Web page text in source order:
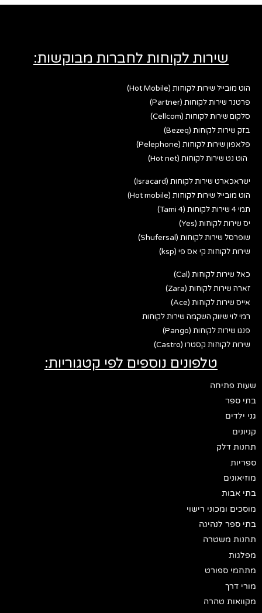
שירות לקוחות לחברות מבוקשות:
הוט מובייל שירות לקוחות (Hot Mobile)
פרטנר שירות לקוחות (Partner)
סלקום שירות לקוחות (Cellcom)
בזק שירות לקוחות (Bezeq)
פלאפון שירות לקוחות (Pelephone)
הוט נט שירות לקוחות (Hot net)
ישראכארט שירות לקוחות (Isracard)
הוט מובייל שירות לקוחות (Hot mobile)
תמי 4 שירות לקוחות (Tami 4)
יס שירות לקוחות (Yes)
שופרסל שירות לקוחות (Shufersal)
שירות לקוחות קי אס פי (ksp)
כאל שירות לקוחות (Cal)
זארה שירות לקוחות (Zara)
אייס שירות לקוחות (Ace)
רמי לוי שיווק השקמה שירות לקוחות
פנגו שירות לקוחות (Pango)
שירות לקוחות קסטרו (Castro)
טלפונים נוספים לפי קטגוריות:
שעות פתיחה
בתי ספר
גני ילדים
קניונים
תחנות דלק
ספריות
מוזיאונים
בתי אבות
מוסכים ומכוני רישוי
בתי ספר לנהיגה
תחנות משטרה
מפלגות
מתחמי ספורט
מורי דרך
מקוואות טהרה